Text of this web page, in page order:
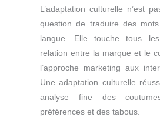
L’adaptation culturelle n’est
question de traduire des
langue. Elle touche tous
relation entre la marque et le
l’approche marketing aux
Une adaptation culturelle
analyse fine des
préférences et des tabous.